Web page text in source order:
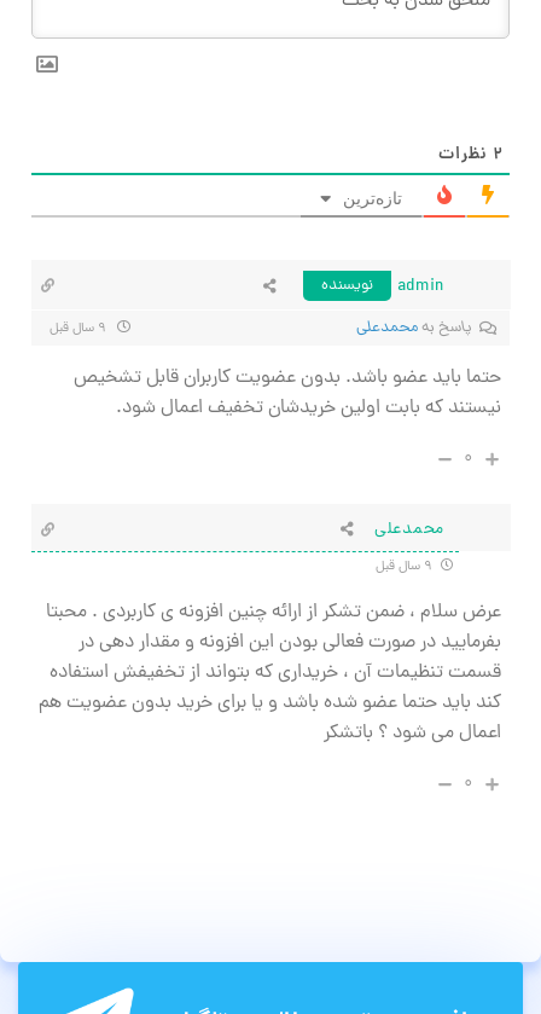
۲ نظرات
تازه‌ترین
admin
نویسنده
پاسخ بهمحمدعلی
حتما باید عضو باشد. بدون عضویت کاربران قابل تشخیص
نیستند که بابت اولین خریدشان تخفیف اعمال شود.
۰
محمدعلی
عرض سلام ، ضمن تشکر از ارائه چنین افزونه ی کاربردی . محبتا
بفرمایید در صورت فعالی بودن این افزونه و مقدار دهی در
قسمت تنظیمات آن ، خریداری که بتواند از تخفیفش استفاده
کند باید حتما عضو شده باشد و یا برای خرید بدون عضویت هم
اعمال می شود ؟ باتشکر
۰